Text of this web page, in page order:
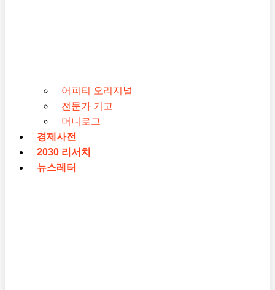
어피티 오리지널
전문가 기고
머니로그
경제사전
2030 리서치
뉴스레터